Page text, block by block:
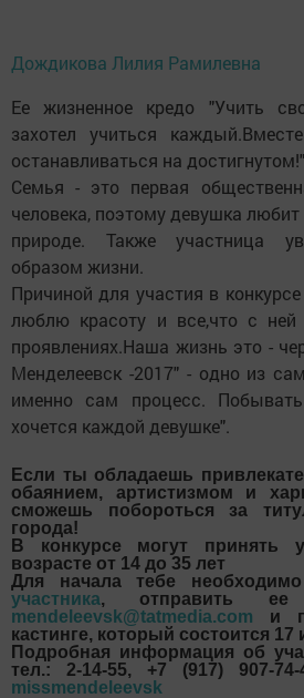
Дождикова Лилия Рамилевна
Ее жизненное кредо "Учить
захотел учиться
останавливаться на достигнутом!"
Семья - это первая
человека, поэтому девушка
природе. Также участница
образом жизни.
Причиной для участия в
люблю красоту и все,что с
проявлениях.Наша жизнь это -
Менделеевск -2017" - одно из
именно сам процесс.
хочется каждой девушке".
Если ты обладаешь
обаянием, артистизмом и
сможешь побороться за
города!
В конкурсе могут принять
возрасте от 14 до 35 лет
Для начала тебе
участника, отправить
mendeleevsk@tatmedia.com и
кастинге, который состоится 17
Подробная информация об
тел.: 2-14-55, +7 (917) 907-
missmendeleevsk